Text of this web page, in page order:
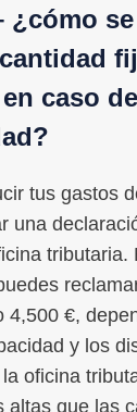
¿cómo
caso de
tus gastos
una
tributaria.
4,500 €,
y los
oficina
altas que las